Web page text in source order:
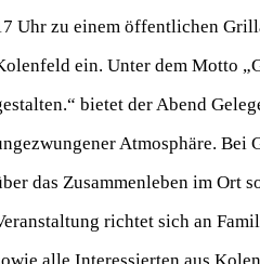
Uhr zu einem öffentlichen
ein. Unter dem Motto
bietet der Abend
Atmosphäre. Bei
das Zusammenleben im Ort
richtet sich an